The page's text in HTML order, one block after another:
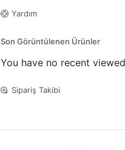
Yardım
Son Görüntülenen Ürünler
You have no recent
Sipariş Takibi